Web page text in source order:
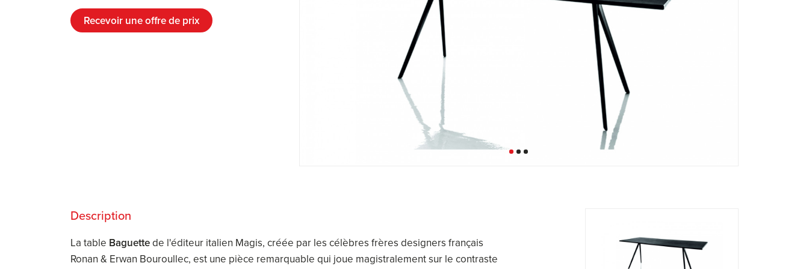
Recevoir une offre de prix
Description
La table Baguettede l'éditeur italien Magis, créée par les célèbres frères designers français
Ronan & Erwan Bouroullec, est une pièce remarquable qui joue magistralement sur le contraste